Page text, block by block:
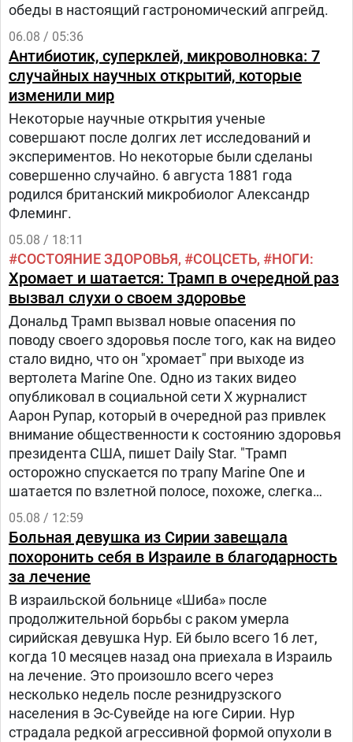
обеды в настоящий гастрономический апгрейд.
06.08 / 05:36
Антибиотик, суперклей, микроволновка: 7
случайных научных открытий, которые
изменили мир
Некоторые научные открытия ученые
совершают после долгих лет исследований и
экспериментов. Но некоторые были сделаны
совершенно случайно. 6 августа 1881 года
родился британский микробиолог Александр
Флеминг.
05.08 / 18:11
СОСТОЯНИЕ ЗДОРОВЬЯ СОЦСЕТЬ НОГИ
Хромает и шатается: Трамп в очередной раз
вызвал слухи о своем здоровье
Дональд Трамп вызвал новые опасения по
поводу своего здоровья после того, как на видео
стало видно, что он "хромает" при выходе из
вертолета Marine One. Одно из таких видео
опубликовал в социальной сети Х журналист
Аарон Рупар, который в очередной раз привлек
внимание общественности к состоянию здоровья
президента США, пишет Daily Star. "Трамп
осторожно спускается по трапу Marine One и
шатается по взлетной полосе, похоже, слегка
прихрамывая", — написал журналист.
05.08 / 12:59
Больная девушка из Сирии завещала
похоронить себя в Израиле в благодарность
за лечение
В израильской больнице «Шиба» после
продолжительной борьбы с раком умерла
сирийская девушка Нур. Ей было всего 16 лет,
когда 10 месяцев назад она приехала в Израиль
на лечение. Это произошло всего через
несколько недель после резнидрузского
населения в Эс-Сувейде на юге Сирии. Нур
страдала редкой агрессивной формой опухоли в